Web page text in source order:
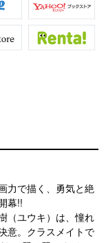
力で描く、勇気と絶
幕!!
（ユウキ）は、憧れ
意。クラスメイトで